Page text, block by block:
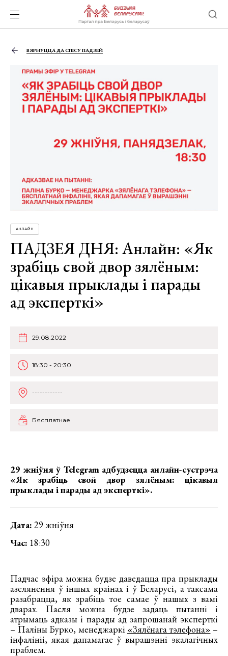
ВЯРНУЦЦА ДА СПІСУ ПАДЗЕЙ
АНЛАЙН
ПАДЗЕЯ ДНЯ: Анлайн: «Як
зрабіць свой двор зялёным:
цікавыя прыклады і парады
ад эксперткі»
29.08.2022
18:30 - 20:30
------------
Бясплатнае
29 жніўня ў Telegram адбудзецца анлайн-сустрэча
«Як зрабіць свой двор зялёным: цікавыя
прыклады і парады ад эксперткі».
Дата: 29 жніўня
Час: 18:30
Падчас эфіра можна будзе даведацца пра прыклады
азелянення ў іншых краінах і ў Беларусі, а таксама
разабрацца, як зрабіць тое самае ў нашых з вамі
дварах. Пасля можна будзе задаць пытанні і
атрымаць адказы і парады ад запрошанай эксперткі
– Паліны Бурко, менеджаркі «Зялёнага тэлефона» –
інфалініі, якая дапамагае ў вырашэнні экалагічных
праблем.